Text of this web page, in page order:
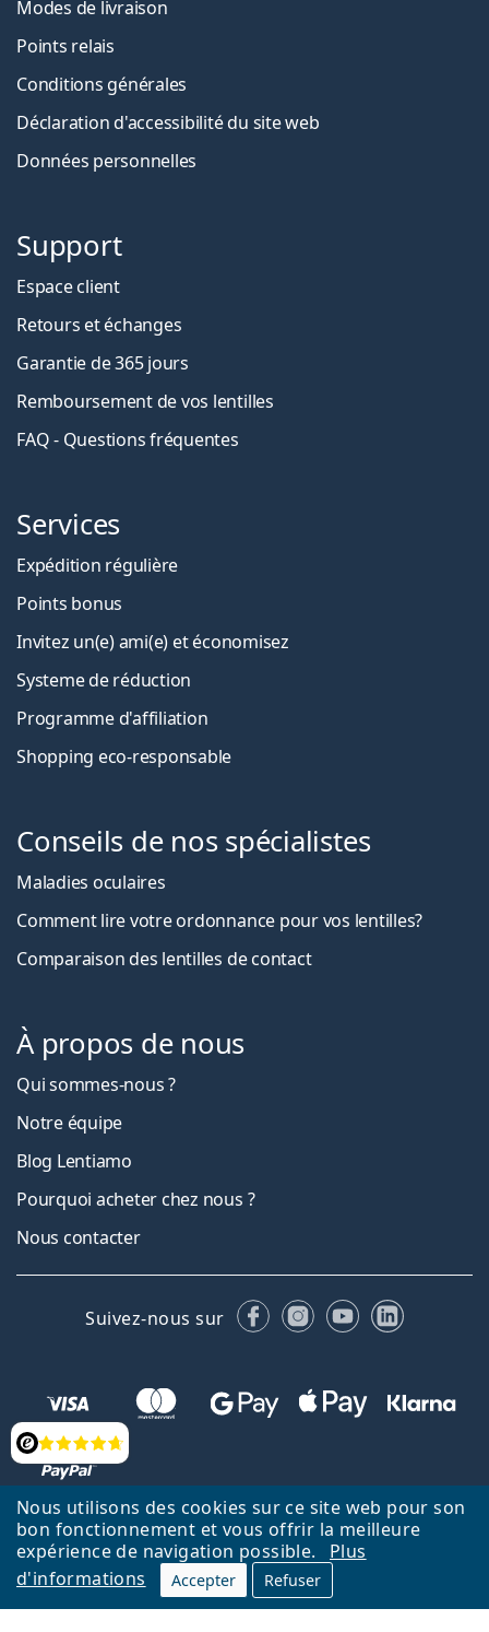
Nous utilisons des cookies sur ce site web pour son
bon fonctionnement et vous offrir la meilleure
expérience de navigation possible.
Plus
d'informations
Accepter Refuser
Évaluation
Modes de livraison
Points relais
Conditions générales
Déclaration d'accessibilité du site web
Données personnelles
Support
Espace client
Retours et échanges
Garantie de 365 jours
Remboursement de vos lentilles
FAQ - Questions fréquentes
Services
Expédition régulière
Points bonus
Invitez un(e) ami(e) et économisez
Systeme de réduction
Programme d'affiliation
Shopping eco-responsable
Conseils de nos spécialistes
Maladies oculaires
Comment lire votre ordonnance pour vos lentilles?
Comparaison des lentilles de contact
À propos de nous
Qui sommes-nous ?
Notre équipe
Blog Lentiamo
Pourquoi acheter chez nous ?
Nous contacter
Suivez-nous sur FacebookInstagram
YouTubeLinkedIn
Retour à la page d'accueil Haut
Deutsch
Lentiamo.ch est géré et exploité par Lentiamo s.r.o., République
Un service en ligne pour vous depuis 18 ans.